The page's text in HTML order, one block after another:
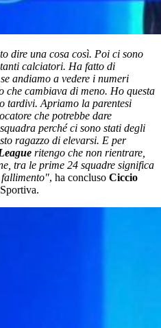
dire una cosa così. Poi ci sono
calciatori. Ha fatto di
andiamo a vedere i numeri
che cambiava di meno. Ho questa
tardivi. Apriamo la parentesi
che potrebbe dare
perché ci sono stati degli
ragazzo di elevarsi. E per
ritengo che non rientrare,
tra le prime 24 squadre significa
, ha concluso Ciccio